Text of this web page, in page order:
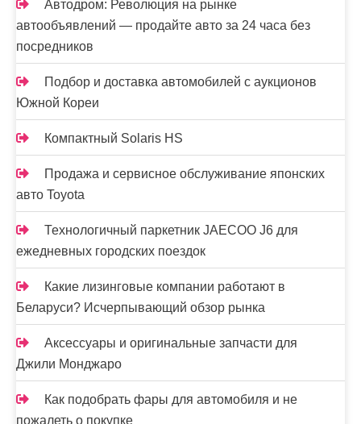
Автодром: Революция на рынке
автообъявлений — продайте авто за 24 часа без
посредников
Подбор и доставка автомобилей с аукционов
Южной Кореи
Компактный Solaris HS
Продажа и сервисное обслуживание японских
авто Toyota
Технологичный паркетник JAECOO J6 для
ежедневных городских поездок
Какие лизинговые компании работают в
Беларуси? Исчерпывающий обзор рынка
Аксессуары и оригинальные запчасти для
Джили Монджаро
Как подобрать фары для автомобиля и не
пожалеть о покупке